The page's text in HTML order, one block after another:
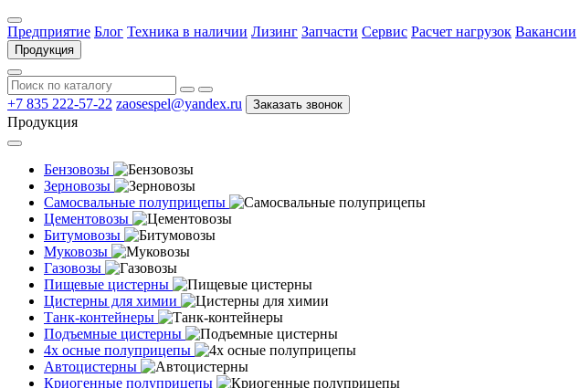
Предприятие Блог Техника в наличии Лизинг Запчасти Сервис Расчет нагрузок Вакансии
Продукция
+7 835 222-57-22 zaosespel@yandex.ru Заказать звонок
Продукция
Бензовозы
Зерновозы
Самосвальные полуприцепы
Цементовозы
Битумовозы
Муковозы
Газовозы
Пищевые цистерны
Цистерны для химии
Танк-контейнеры
Подъемные цистерны
4х осные полуприцепы
Автоцистерны
Криогенные полуприцепы